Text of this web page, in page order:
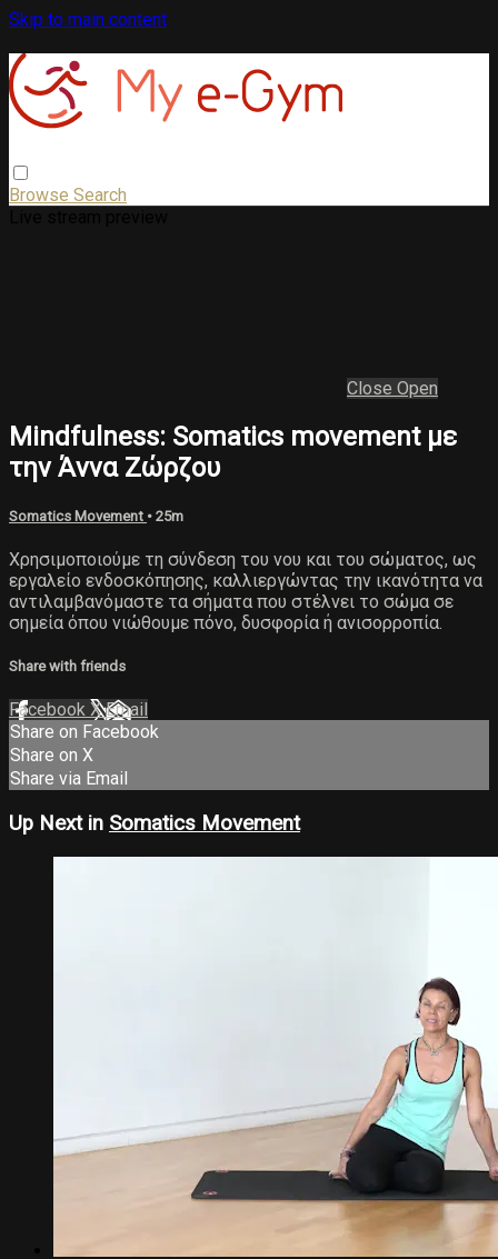
Skip to main content
Browse Search
Close Open
Mindfulness: Somatics movement με
την Άννα Ζώρζου
Somatics Movement • 25m
Χρησιμοποιούμε τη σύνδεση του νου και του σώματος, ως
εργαλείο ενδοσκόπησης, καλλιεργώντας την ικανότητα να
αντιλαμβανόμαστε τα σήματα που στέλνει το σώμα σε
σημεία όπου νιώθουμε πόνο, δυσφορία ή ανισορροπία.
Share with friends
Facebook XEmail
Share on Facebook
Share on X
Share via Email
Up Next in Somatics Movement